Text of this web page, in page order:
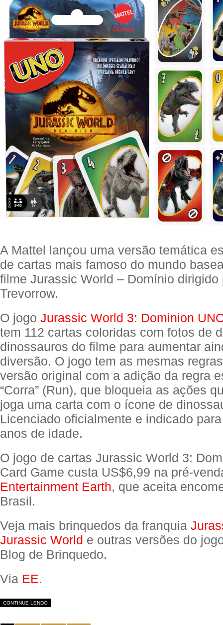
A Mattel lançou uma versão temática
de cartas mais famoso do mundo
filme Jurassic World – Domínio dirigido
Trevorrow.
O jogo Jurassic World 3: Dominion
tem 112 cartas coloridas com fotos de
dinossauros do filme para aumentar
diversão. O jogo tem as mesmas
versão original com a adição da regra
“Corra” (Run), que bloqueia as ações
joga uma carta com o ícone de
Licenciado oficialmente e indicado
anos de idade.
O jogo de cartas Jurassic World 3:
Card Game custa US$6,99 na pré-
Entertainment Earth, que aceita
Brasil.
Veja mais brinquedos da franquia
Jurassic World e outras versões do
Blog de Brinquedo.
Via EE.
CONTINUE LENDO